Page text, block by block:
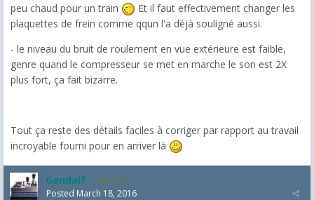
peu chaud pour un train
Et il faut effectivement changer les
plaquettes de frein comme qqun l'a déjà souligné aussi.
- le niveau du bruit de roulement en vue extérieure est faible,
genre quand le compresseur se met en marche le son est 2X
plus fort, ça fait bizarre.
Tout ça reste des détails faciles à corriger par rapport au travail
incroyable fourni pour en arriver là
Gandalf 2,463
Posted March 18, 2016